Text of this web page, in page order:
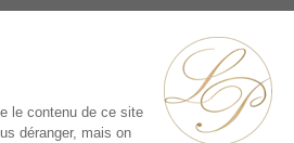
À NOTRE NEWSLETTER